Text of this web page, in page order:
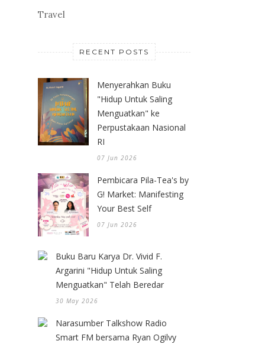
Travel
RECENT POSTS
Menyerahkan Buku
"Hidup Untuk Saling
Menguatkan" ke
Perpustakaan Nasional
RI
07 Jun 2026
Pembicara Pila-Tea's by
G! Market: Manifesting
Your Best Self
07 Jun 2026
Buku Baru Karya Dr. Vivid F.
Argarini "Hidup Untuk Saling
Menguatkan" Telah Beredar
30 May 2026
Narasumber Talkshow Radio
Smart FM bersama Ryan Ogilvy